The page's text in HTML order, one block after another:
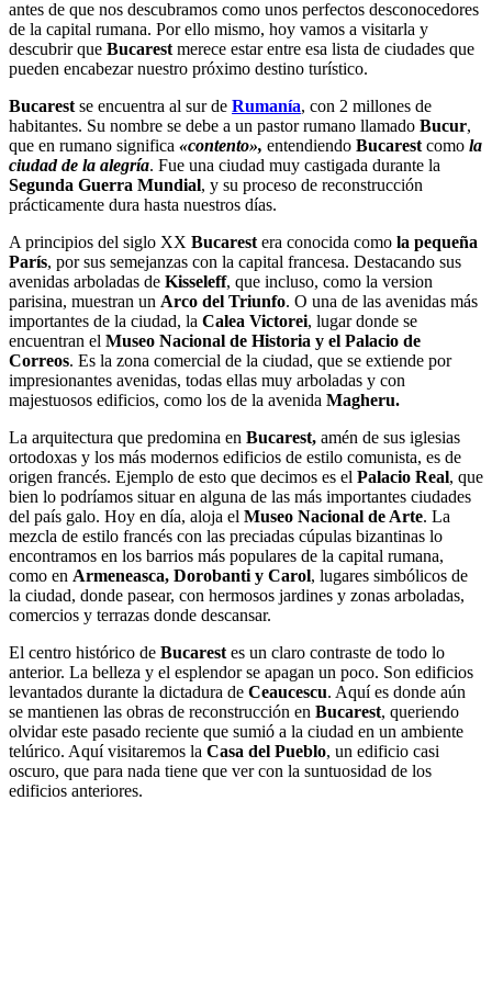
antes de que nos descubramos como unos perfectos desconocedores
de la capital rumana. Por ello mismo, hoy vamos a visitarla y
descubrir que Bucarest merece estar entre esa lista de ciudades que
pueden encabezar nuestro próximo destino turístico.
Bucarest se encuentra al sur de Rumanía, con 2 millones de
habitantes. Su nombre se debe a un pastor rumano llamado Bucur,
que en rumano significa «contento», entendiendo Bucarest como la
ciudad de la alegría. Fue una ciudad muy castigada durante la
Segunda Guerra Mundial, y su proceso de reconstrucción
prácticamente dura hasta nuestros días.
A principios del siglo XX Bucarest era conocida como la pequeña
París, por sus semejanzas con la capital francesa. Destacando sus
avenidas arboladas de Kisseleff, que incluso, como la version
parisina, muestran un Arco del Triunfo. O una de las avenidas más
importantes de la ciudad, la Calea Victorei, lugar donde se
encuentran el Museo Nacional de Historia y el Palacio de
Correos. Es la zona comercial de la ciudad, que se extiende por
impresionantes avenidas, todas ellas muy arboladas y con
majestuosos edificios, como los de la avenida Magheru.
La arquitectura que predomina en Bucarest, amén de sus iglesias
ortodoxas y los más modernos edificios de estilo comunista, es de
origen francés. Ejemplo de esto que decimos es el Palacio Real, que
bien lo podríamos situar en alguna de las más importantes ciudades
del país galo. Hoy en día, aloja el Museo Nacional de Arte. La
mezcla de estilo francés con las preciadas cúpulas bizantinas lo
encontramos en los barrios más populares de la capital rumana,
como en Armeneasca, Dorobanti y Carol, lugares simbólicos de
la ciudad, donde pasear, con hermosos jardines y zonas arboladas,
comercios y terrazas donde descansar.
El centro histórico de Bucarest es un claro contraste de todo lo
anterior. La belleza y el esplendor se apagan un poco. Son edificios
levantados durante la dictadura de Ceaucescu. Aquí es donde aún
se mantienen las obras de reconstrucción en Bucarest, queriendo
olvidar este pasado reciente que sumió a la ciudad en un ambiente
telúrico. Aquí visitaremos la Casa del Pueblo, un edificio casi
oscuro, que para nada tiene que ver con la suntuosidad de los
edificios anteriores.